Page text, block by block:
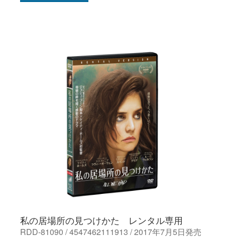
私の居場所の見つけかた レンタル専用
RDD-81090 / 4547462111913 / 2017年7月5日発売